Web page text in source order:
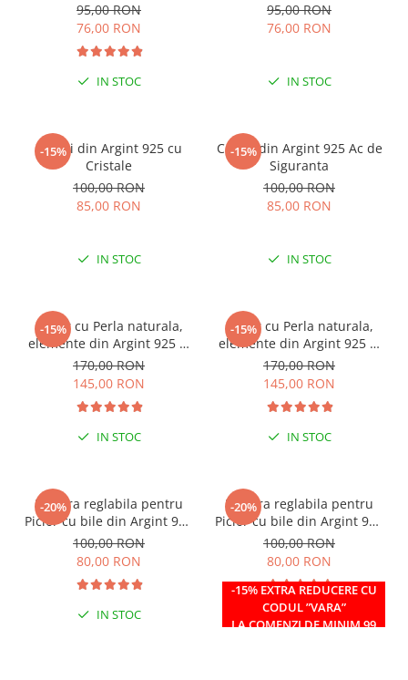
95,00 RON
76,00 RON
IN STOC
95,00 RON
76,00 RON
IN STOC
-15%
Cercei din Argint 925 cu
Cristale
100,00 RON
85,00 RON
IN STOC
-15%
Cercei din Argint 925 Ac de
Siguranta
100,00 RON
85,00 RON
IN STOC
-15%
Colier cu Perla naturala,
elemente din Argint 925 si
margele Miyuki, multicolor
170,00 RON
145,00 RON
IN STOC
-15%
Colier cu Perla naturala,
elemente din Argint 925 si
margele Miyuki, verde/kiwi
170,00 RON
145,00 RON
IN STOC
-20%
Bratara reglabila pentru
Picior cu bile din Argint 925
si margele Miyuki rosii
100,00 RON
80,00 RON
IN STOC
-20%
-15% EXTRA REDUCERE CU
CODUL ”VARA”
LA COMENZI DE MINIM 99
Bratara reglabila pentru
Picior cu bile din Argint 925
si margele Miyuki verzi
100,00 RON
80,00 RON
IN STOC